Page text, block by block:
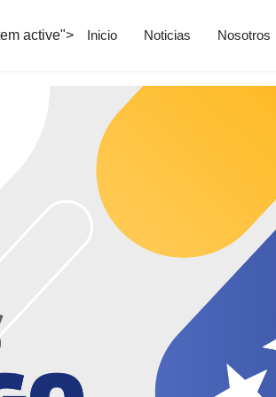
active"> Inicio Noticias Nosotros